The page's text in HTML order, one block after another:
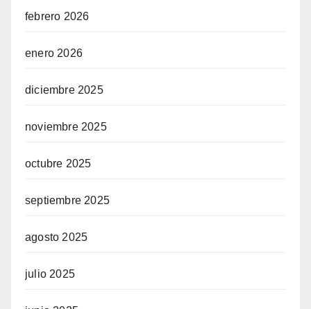
febrero 2026
enero 2026
diciembre 2025
noviembre 2025
octubre 2025
septiembre 2025
agosto 2025
julio 2025